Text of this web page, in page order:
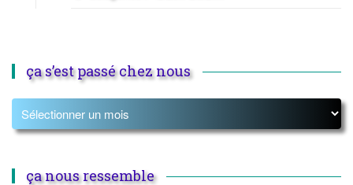
ça s’est passé chez nous
ça nous ressemble